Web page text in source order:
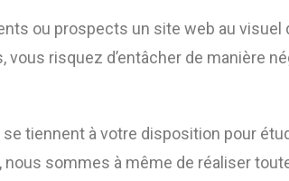
ou prospects un site web au
vous risquez d’entâcher de manière
se tiennent à votre disposition pour
sommes à même de réaliser